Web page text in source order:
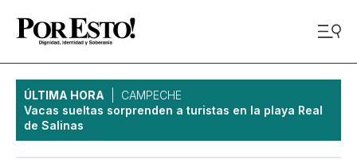
ÚLTIMA HORA
CAMPECHE
Vacas sueltas sorprenden a turistas en la playa Real
de Salinas